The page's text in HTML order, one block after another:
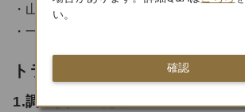
山口県信用組合
一般財団法人郵政福祉
トランジションボンド・フレ
1.調達資金の使途
い。
確認